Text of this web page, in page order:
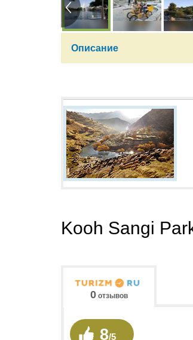
Описание
Kooh Sangi
0отзывов
8/5